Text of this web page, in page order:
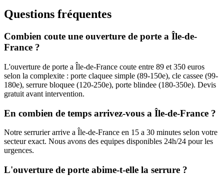
Questions fréquentes
Combien coute une ouverture de porte a Île-de-
France ?
L'ouverture de porte a Île-de-France coute entre 89 et 350 euros
selon la complexite : porte claquee simple (89-150e), cle cassee (99-
180e), serrure bloquee (120-250e), porte blindee (180-350e). Devis
gratuit avant intervention.
En combien de temps arrivez-vous a Île-de-France ?
Notre serrurier arrive a Île-de-France en 15 a 30 minutes selon votre
secteur exact. Nous avons des equipes disponibles 24h/24 pour les
urgences.
L'ouverture de porte abime-t-elle la serrure ?